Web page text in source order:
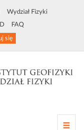
Wydział Fizyki
FAQ
się
Z